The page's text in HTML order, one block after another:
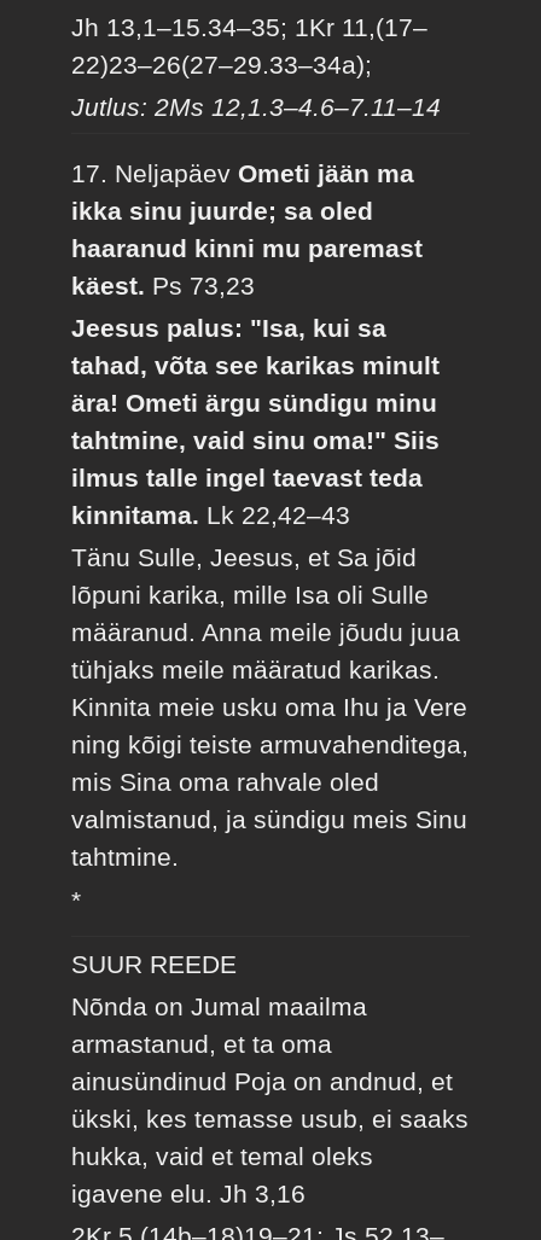
Jh 13,1–15.34–35; 1Kr 11,(17–
22)23–26(27–29.33–34a);
Jutlus: 2Ms 12,1.3–4.6–7.11–14
17. Neljapäev Ometi jään ma
ikka sinu juurde; sa oled
haaranud kinni mu paremast
käest. Ps 73,23
Jeesus palus: "Isa, kui sa
tahad, võta see karikas minult
ära! Ometi ärgu sündigu minu
tahtmine, vaid sinu oma!" Siis
ilmus talle ingel taevast teda
kinnitama. Lk 22,42–43
Tänu Sulle, Jeesus, et Sa jõid
lõpuni karika, mille Isa oli Sulle
määranud. Anna meile jõudu juua
tühjaks meile määratud karikas.
Kinnita meie usku oma Ihu ja Vere
ning kõigi teiste armuvahenditega,
mis Sina oma rahvale oled
valmistanud, ja sündigu meis Sinu
tahtmine.
*
SUUR REEDE
Nõnda on Jumal maailma
armastanud, et ta oma
ainusündinud Poja on andnud, et
ükski, kes temasse usub, ei saaks
hukka, vaid et temal oleks
igavene elu.Jh 3,16